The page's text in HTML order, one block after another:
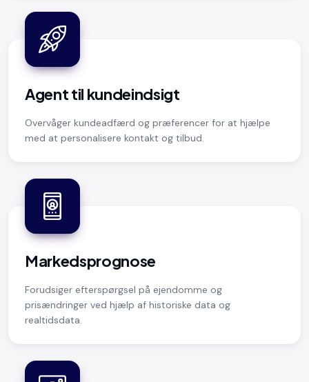
Agent til kundeindsigt
Overvåger kundeadfærd og præferencer for at hjælpe
med at personalisere kontakt og tilbud.
Markedsprognose
Forudsiger efterspørgsel på ejendomme og
prisændringer ved hjælp af historiske data og
realtidsdata.